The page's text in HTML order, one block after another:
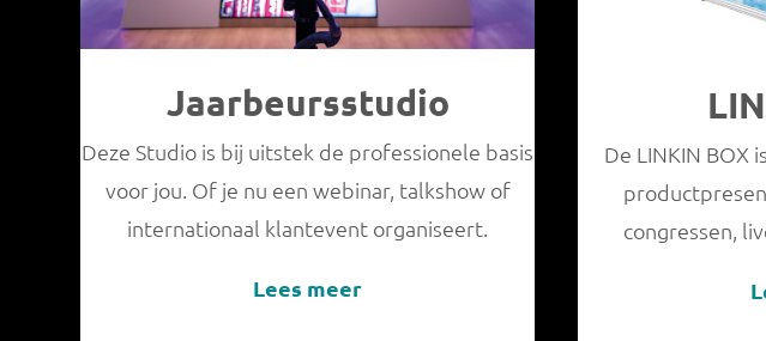
Jaarbeursstudio
Deze Studio is bij uitstek de professionele basis
voor jou. Of je nu een webinar, talkshow of
internationaal klantevent organiseert.
Lees meer
De LINKIN BOX
congressen,